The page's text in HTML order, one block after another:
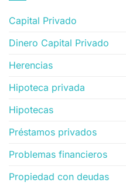
Capital Privado
Dinero Capital Privado
Herencias
Hipoteca privada
Hipotecas
Préstamos privados
Problemas financieros
Propiedad con deudas